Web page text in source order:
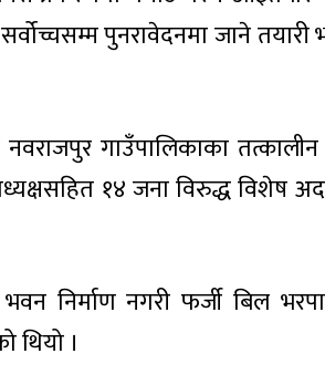
पुनरावेदनमा जाने तयारी
गाउँपालिकाका तत्कालीन
१४ जना विरुद्ध विशेष
निर्माण नगरी फर्जी बिल
थियो ।